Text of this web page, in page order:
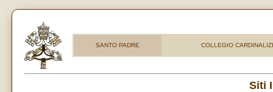
SANTO PADRE COLLEGIO
Siti